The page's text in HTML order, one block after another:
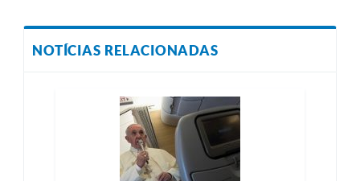
NOTÍCIAS RELACIONADAS